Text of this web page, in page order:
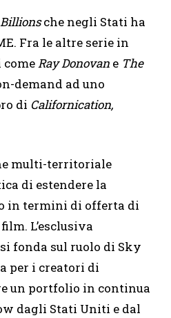
Billionsche negli Stati ha
Fra le altre serie in
comeRay Donovan e The
demand ad uno
di Californication,
multi-territoriale
di estendere la
in termini di offerta di
L’esclusiva
fonda sul ruolo di Sky
per i creatori di
un portfolio in continua
dagli Stati Uniti e dal